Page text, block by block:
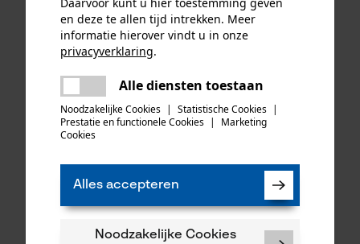
tanden incl. aandrijfring bijv.
geschikt voor Jonsered
34,90 €*
Breeze rood/groen
189,00 €*
en deze te allen tijd intrekken. Meer
informatie hierover vindt u in onze
privacyverklaring.
Alle diensten toestaan
Noodzakelijke Cookies | Statistische Cookies |
Prestatie en functionele Cookies |
Marketing
Cookies
Alles accepteren
Noodzakelijke Cookies
Er is een fout opgetreden. Gelieve
het opnieuw te proberen.
delen
mail